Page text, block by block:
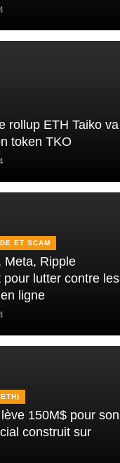
rollup ETH Taiko va
token TKO
ET SCAM
Meta, Ripple
pour lutter contre les
ligne
150M$ pour son
construit sur